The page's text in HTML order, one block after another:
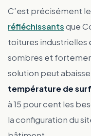
C’est précisément
réfléchissantsque
toitures industrielles
sombres et
solution peut
température de
à 15 pour cent les
la configuration du